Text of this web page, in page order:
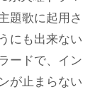
題歌に起用さ
にも出来ない
ードで、イン
が止まらない